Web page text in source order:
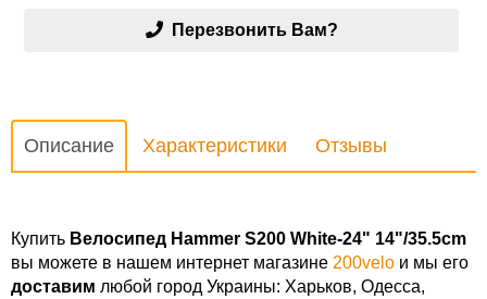
Перезвонить Вам?
Описание Характеристики Отзывы
Купить Велосипед Hammer S200 White-24" 14"/35.5cm
вы можете в нашем интернет магазине 200velo и мы его
доставим любой город Украины: Харьков, Одесса,